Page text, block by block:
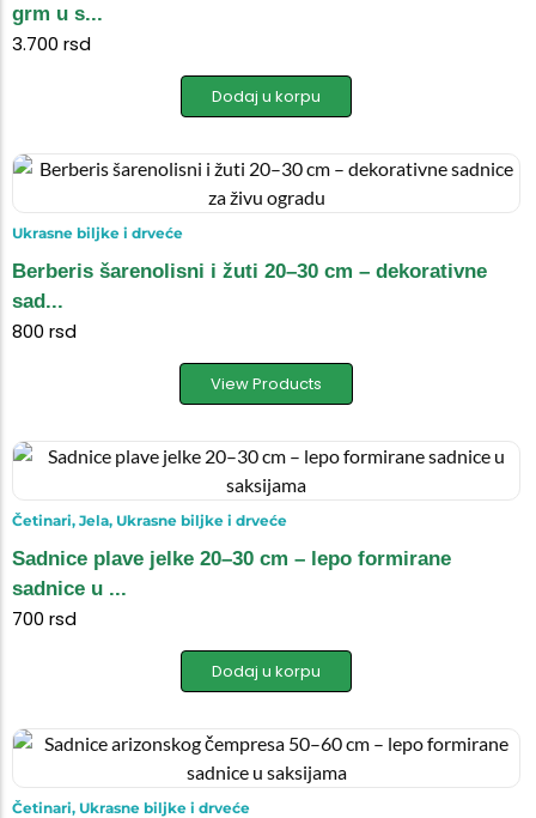
grm u s...
3.700 rsd
Dodaj u korpu
Ukrasne biljke i drveće
Berberis šarenolisni i žuti 20–30 cm – dekorativne
sad...
800 rsd
View Products
Četinari, Jela, Ukrasne biljke i drveće
Sadnice plave jelke 20–30 cm – lepo formirane
sadnice u ...
700 rsd
Dodaj u korpu
Četinari, Ukrasne biljke i drveće